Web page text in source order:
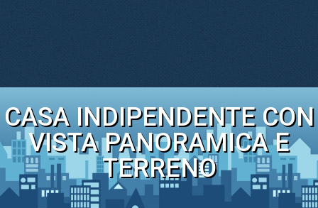
CASA INDIPENDENTE CON
VISTA PANORAMICA E
TERRENO